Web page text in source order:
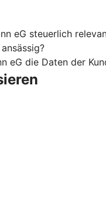
eG steuerlich
eG die Daten der